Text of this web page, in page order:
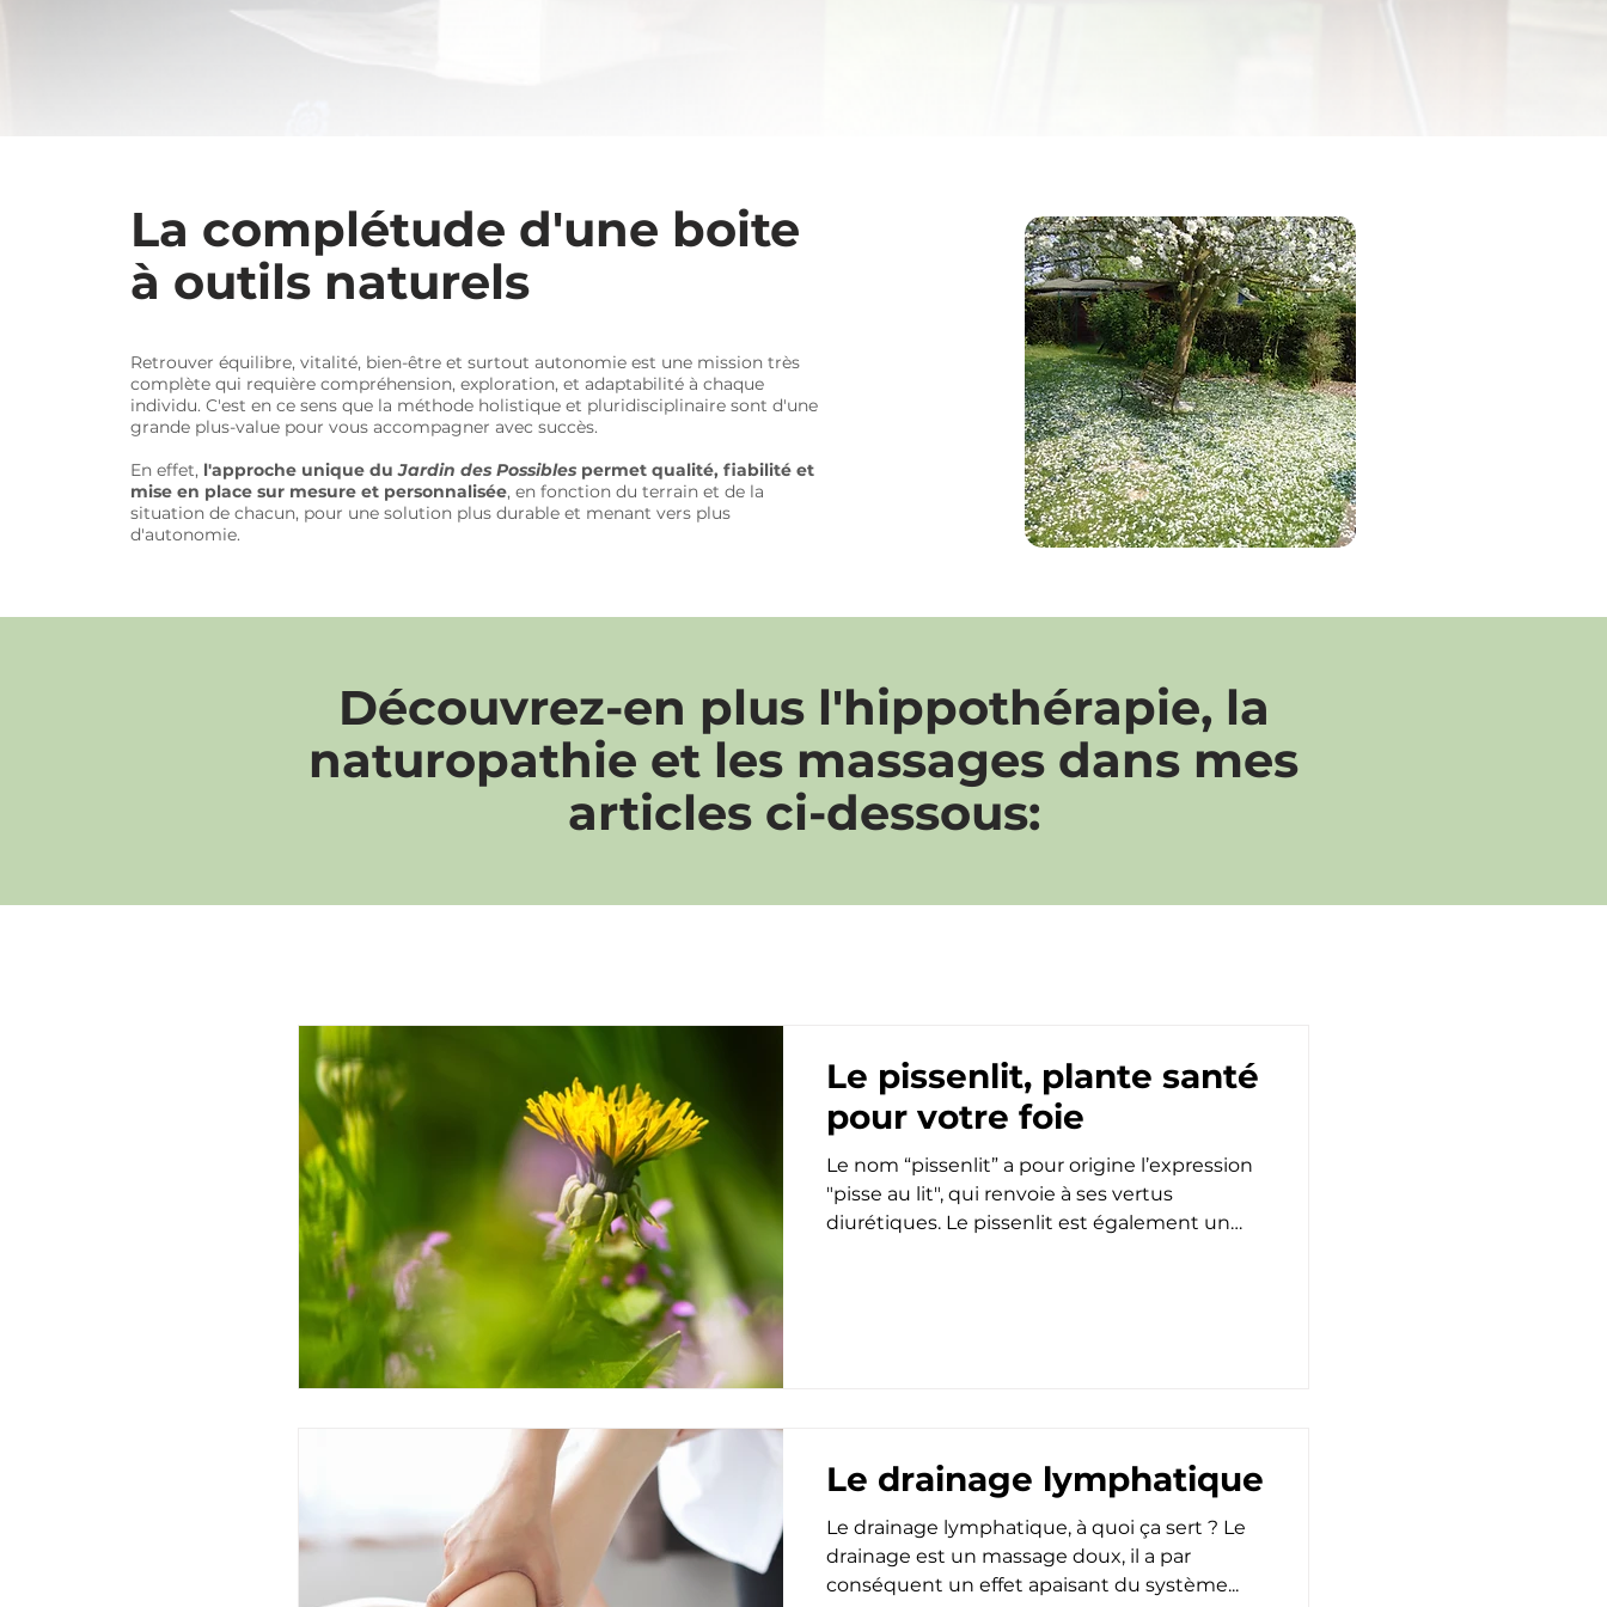
Les disciplines de naturopathie
Phytothérapie, Gemmothérapie, Aromathérapie, ... tant de disciplines naturelles aussi unique
que complémentaires utilisées durant nos séances de Naturopathie. Découvrez mes articles
sur ces sujets:
La complétude d'une boite
à outils naturels
Retrouver équilibre, vitalité, bien-être et surtout autonomie est une mission très
complète qui requière compréhension, exploration, et adaptabilité à chaque
individu. C'est en ce sens que la méthode holistique et pluridisciplinaire sont d'une
grande plus-value pour vous accompagner avec succès.
En effet, l'approche unique duJardin des Possibles permet qualité, fiabilité et
mise en place sur mesure et personnalisée, en fonction du terrain et de la
situation de chacun, pour une solution plus durable et menant vers plus
d'autonomie.
Découvrez-en plus l'hippothérapie, la
naturopathie et les massages dans mes
articles ci-dessous:
Le pissenlit, plante santé
pour votre foie
Le nom “pissenlit” a pour origine l’expression
"pisse au lit", qui renvoie à ses vertus
diurétiques. Le pissenlit est également un
Le drainage lymphatique
Le drainage lymphatique, à quoi ça sert ? Le
drainage est un massage doux, il a par
conséquent un effet apaisant du système...